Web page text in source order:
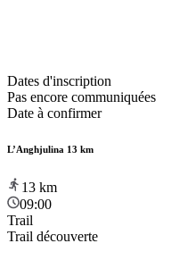
Dates d'inscription
Pas encore communiquées
Date à confirmer
L’Anghjulina 13 km
13 km
09:00
Trail
Trail découverte